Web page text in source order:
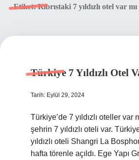
Etiket:Kıbrıstaki 7 yıldızlı otel var mı
Türkiye 7 Yıldızlı Otel
Tarih: Eylül 29, 2024
Türkiye’de 7 yıldızlı oteller var
şehrin 7 yıldızlı oteli var.
yıldızlı oteli Shangri La
hafta törenle açıldı. Ege Yapı